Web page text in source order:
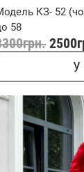
КЗ- 52
58
грн. 2500